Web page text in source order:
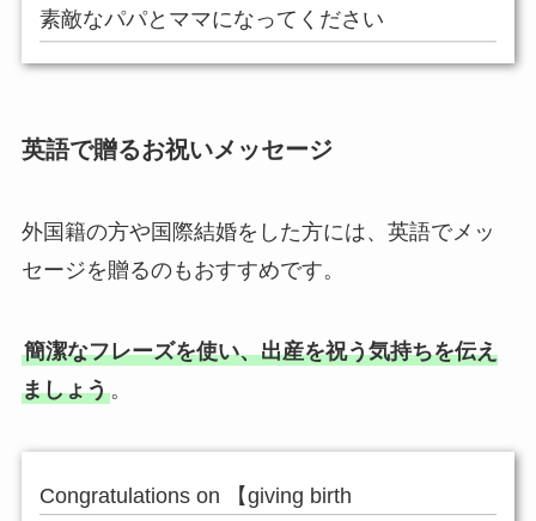
素敵なパパとママになってください
英語で贈るお祝いメッセージ
外国籍の方や国際結婚をした方には、英語でメッ
セージを贈るのもおすすめです。
簡潔なフレーズを使い、出産を祝う気持ちを伝え
ましょう。
Congratulations on 【giving birth